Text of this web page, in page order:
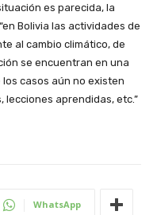
es parecida, la
Bolivia las actividades de
al cambio climático, de
se encuentran en una
casos aún no existen
aprendidas, etc.”
WhatsApp